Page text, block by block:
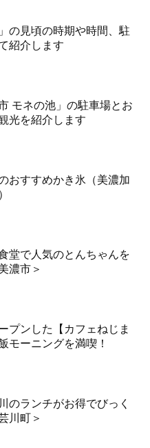
の見頃の時期や時間、駐
紹介します
モネの池」の駐車場とお
光を紹介します
おすすめかき氷（美濃加
堂で人気のとんちゃんを
濃市＞
プンした【カフェねじま
モーニングを満喫！
のランチがお得でびっく
川町＞